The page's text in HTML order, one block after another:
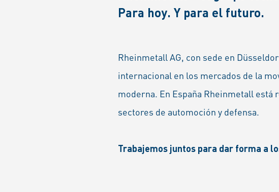
Para hoy. Y para el futuro.
Rheinmetall AG, con sede en
internacional en los mercados de la
moderna. En España Rheinmetall
sectores de automoción y defensa.
Trabajemos juntos para dar forma a